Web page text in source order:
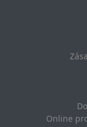
Online